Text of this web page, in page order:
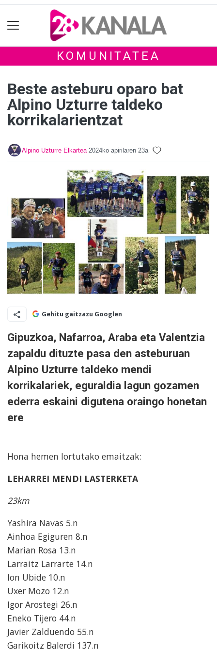
KOMUNITATEA
Beste asteburu oparo bat
Alpino Uzturre taldeko
korrikalarientzat
Alpino Uzturre Elkartea 2024ko apirilaren 23a
Gehitu gaitzazu Googlen
Gipuzkoa, Nafarroa, Araba eta Valentzia
zapaldu dituzte pasa den asteburuan
Alpino Uzturre taldeko mendi
korrikalariek, eguraldia lagun gozamen
ederra eskaini digutena oraingo honetan
ere
Hona hemen lortutako emaitzak:
LEHARREI MENDI LASTERKETA
23km
Yashira Navas 5.n
Ainhoa Egiguren 8.n
Marian Rosa 13.n
Larraitz Larrarte 14.n
Ion Ubide 10.n
Uxer Mozo 12.n
Igor Arostegi 26.n
Eneko Tijero 44.n
Javier Zalduendo 55.n
Garikoitz Balerdi 137.n